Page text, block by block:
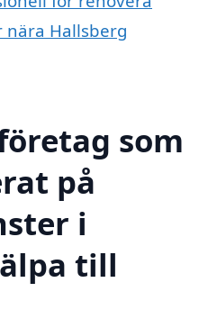
Hallsberg
som
på
i
till